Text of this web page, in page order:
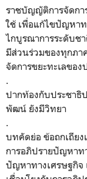
ราชบัญญัติการจัดกา
ใช้ เพื่อแก้ไขปัญหา
ไกบูรณาการระดับช
มีส่วนร่วมของทุกภา
จัดการขยะทะเลขอ
.
ปากท้องกับประชาธิ
พัฒน์ ยังมีวิทยา
.
บทคัดย่อ ข้อถกเถียง
การอภิปรายปัญหาท
ปัญหาทางเศรษฐกิจ